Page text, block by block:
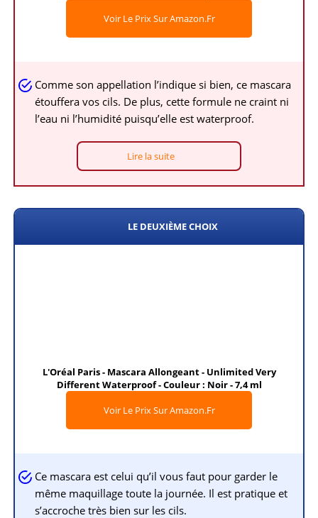
Voir Le Prix Sur Amazon.fr
Comme son appellation l’indique si bien, ce mascara
étouffera vos cils. De plus, cette formule ne craint ni
l’eau ni l’humidité puisqu’elle est waterproof.
Lire la suite
LE DEUXIÈME CHOIX
L'Oréal Paris - Mascara Allongeant - Unlimited Very
Different Waterproof - Couleur : Noir - 7,4 ml
Voir Le Prix Sur Amazon.fr
Ce mascara est celui qu’il vous faut pour garder le
même maquillage toute la journée. Il est pratique et
s’accroche très bien sur les cils.